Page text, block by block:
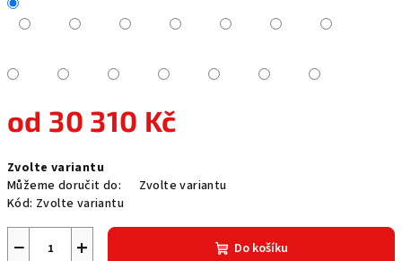
od 30 310 Kč
cena:
Zvolte variantu
Můžeme doručit do:
Zvolte variantu
Kód: Zvolte variantu
+
− Do košíku